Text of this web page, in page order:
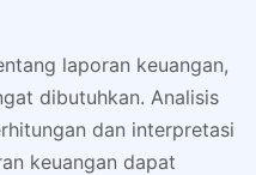
laporan keuangan,
dibutuhkan. Analisis
dan interpretasi
keuangan dapat